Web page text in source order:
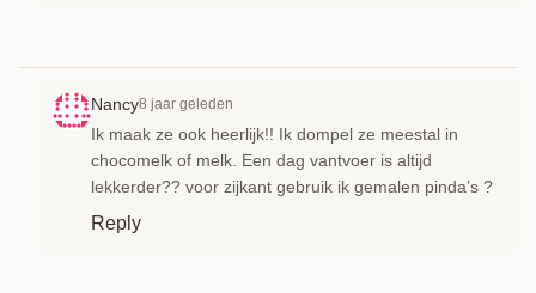
Nancy8 jaar geleden
Ik maak ze ook heerlijk!! Ik dompel ze meestal in
chocomelk of melk. Een dag vantvoer is altijd
lekkerder?? voor zijkant gebruik ik gemalen pinda’s ?
Reply